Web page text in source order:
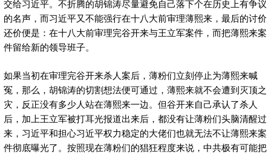
交给习近平。不折腾的胡锦涛尽量避免自己落下个在历史上有争议
的名声，而习近平又不能强行在十八大前审理薄熙来，最后的讨价
还价便是：在十八大前审理完谷开来与王立军案件，而把薄熙来案
件留给新的领导班子。
如果当初在审理完谷开来杀人案后，薄粉们立刻停止为薄熙来喊
冤，那么，胡锦涛的切割想法便可通过，薄熙来就不会遭到灭顶之
灾，反正没有多少人站在薄熙来一边。但谷开来自己承认了杀人
后，加上王立军被打耳光报道出来后，都没有让薄粉们头脑清醒过
来，习近平和担心习近平权力稳定的大佬们也就无法不让薄熙来案
件彻底曝光了。按照现在薄粉们的猖狂程度来说，中共极有可能把